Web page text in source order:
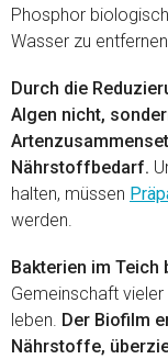
Phosphor
Wasser zu entfernen.
Durch die
Algen nicht,
Nährstoffbedarf.
halten, müssen
werden.
Bakterien im Teich
Gemeinschaft
leben. Der Biofilm
Nährstoffe,